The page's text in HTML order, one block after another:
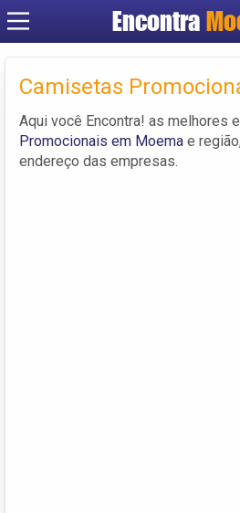
Encontra
Criar
Camisetas
Aqui você Encontra! as melhores
Promocionais em Moema e
endereço das empresas.